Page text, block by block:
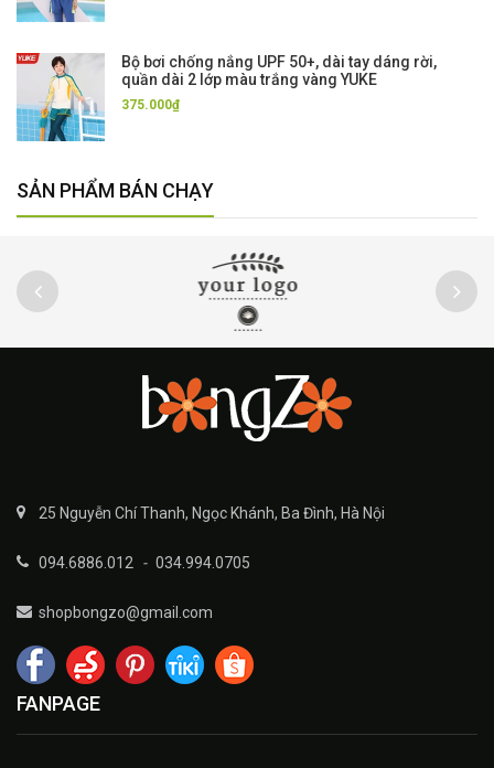
Bộ bơi chống nắng UPF 50+, dài tay dáng rời,
quần dài 2 lớp màu trắng vàng YUKE
375.000₫
SẢN PHẨM BÁN CHẠY
25 Nguyễn Chí Thanh, Ngọc Khánh, Ba Đình, Hà Nội
094.6886.012 - 034.994.0705
shopbongzo@gmail.com
FANPAGE